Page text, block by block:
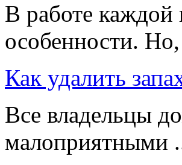
В работе каждой
особенности.
Как удалить
Все владельцы
малоприятными